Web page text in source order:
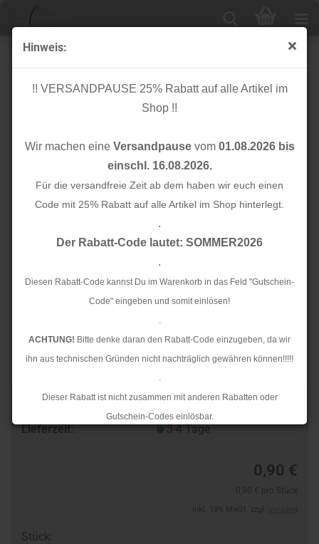
Hinweis:
!! VERSANDPAUSE 25% Rabatt auf alle Artikel im
Shop !!
Wir machen eine Versandpausevom 01.08.2026 bis
einschl. 16.08.2026.
Für die versandfreie Zeit ab dem haben wir euch einen
Code mit 25% Rabatt auf alle Artikel im Shop hinterlegt.
.
Der Rabatt-Code lautet: SOMMER2026
.
Diesen Rabatt-Code kannst Du im Warenkorb in das Feld "Gutschein-
Code" eingeben und somit einlösen!
.
ACHTUNG! Bitte denke daran den Rabatt-Code einzugeben, da wir
ihn aus technischen Gründen nicht nachträglich gewähren können!!!!!
.
Dieser Rabatt ist nicht zusammen mit anderen Rabatten oder
Gutschein-Codes einlösbar.
.
Rückstaus kann es jedoch zu längeren Lieferzeiten kommen.
Satin Flachkordel - 1,9 cm breit - 110 cm lang -
bordeaux
Lieferzeit:
3-4 Tage
0,90 €
Stück: